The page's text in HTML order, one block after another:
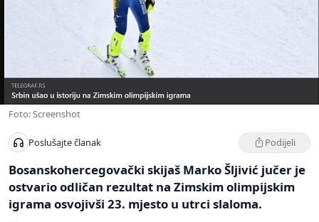
Foto: Screenshot
Poslušajte članak Podijeli
Bosanskohercegovački skijaš Marko Šljivić jučer je
ostvario odličan rezultat na Zimskim olimpijskim
igrama osvojivši 23. mjesto u utrci slaloma.